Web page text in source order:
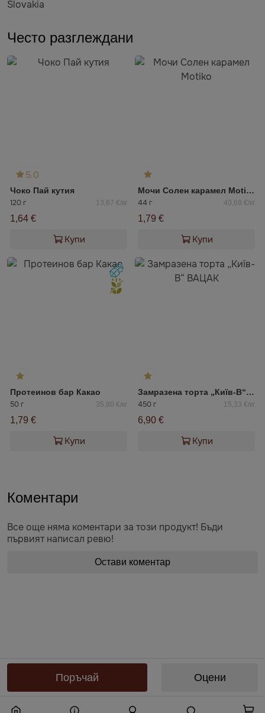
Поръчай Оцени
Slovakia
Често разглеждани
5.0
Чоко Пай кутия
120 г
13,67 €/кг
1,64 €
Купи
Мочи Солен карамел Motiko
44 г
40,68 €/кг
1,79 €
Купи
Протеинов бар Какао
50 г
35,80 €/кг
1,79 €
Купи
Замразена торта „Київ-В“ ВАЦАК
450 г
15,33 €/кг
6,90 €
Купи
Коментари
Все още няма коментари за този продукт! Бъди
първият написал ревю!
Остави коментар
Предоставяне на информация по чл. 55б, ал. 5 от Закона за въвеждане
на еврото в Република България от „БЕРЬОЗКА БЪЛГАРИЯ“ ЕООД от